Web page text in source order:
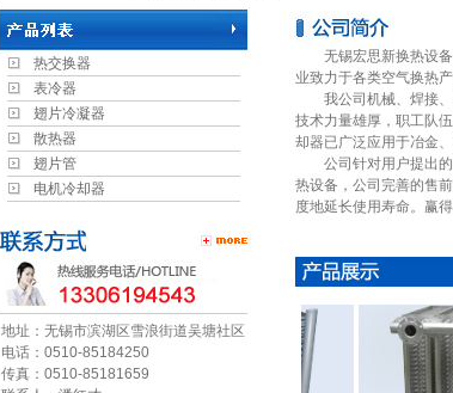
冷却器的启动是大家容易忽视的细节
常用板式换热器的分类
冷却器的启动是大家容易忽视的细节
废气冷凝器工作原理图
换热机组的缝隙腐蚀
空调机组中的表冷器是什么东西
简述空气加热器的优点
板式换热器选型需提供资料
换热器的检查工作
工业换热器有哪些作用以及注意事项
电机换热器的原理
螺旋缠绕管式换热器是由于什么原因导致的运行不
浅谈空气热交换器的工作原理
什么是空气换热器？
热交换器
表冷器
翅片冷凝器
散热器
翅片管
电机冷却器
地址：无锡市滨湖区雪浪街道吴塘社区
电话：0510-85184250
传真：0510-85181659
无锡宏思新换热设备
业致力于各类空气换热
我公司机械、焊接、
技术力量雄厚，职工队
却器已广泛应用于冶金
公司针对用户提出的
热设备，公司完善的售
度地延长使用寿命。赢